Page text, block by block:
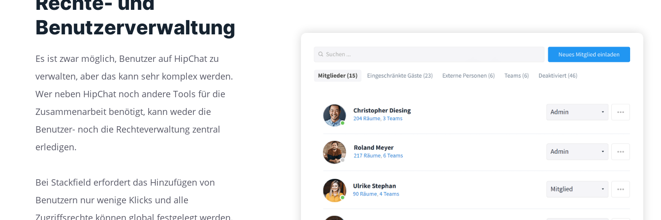
Benutzerverwaltung
Es ist zwar möglich, Benutzer auf HipChat zu
verwalten, aber das kann sehr komplex werden.
Wer neben HipChat noch andere Tools für die
Zusammenarbeit benötigt, kann weder die
Benutzer- noch die Rechteverwaltung zentral
erledigen.
Bei Stackfield erfordert das Hinzufügen von
Benutzern nur wenige Klicks und alle
Zugriffsrechte können global festgelegt werden.